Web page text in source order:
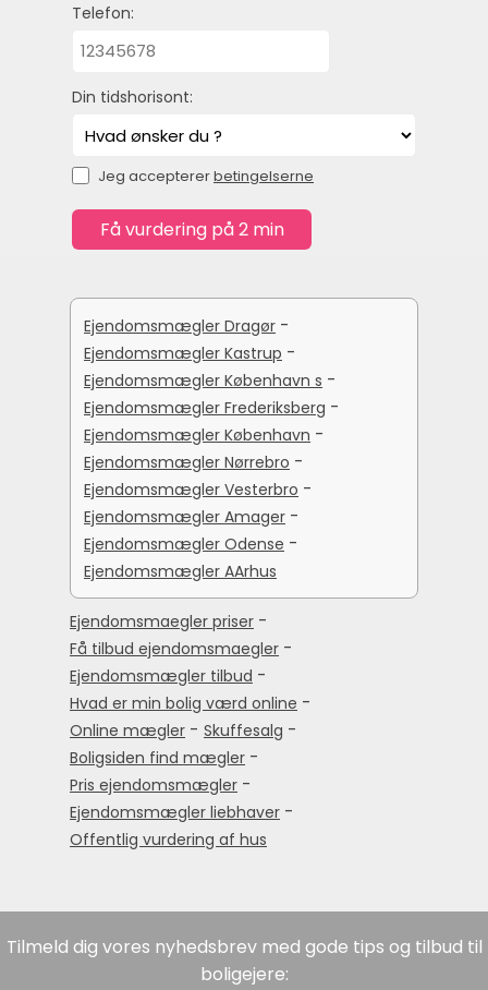
Telefon:
Din tidshorisont:
Jeg acceptererbetingelserne
Ejendomsmægler Dragør -
Ejendomsmægler Kastrup -
Ejendomsmægler København s -
Ejendomsmægler Frederiksberg -
Ejendomsmægler København -
Ejendomsmægler Nørrebro -
Ejendomsmægler Vesterbro -
Ejendomsmægler Amager -
Ejendomsmægler Odense -
Ejendomsmægler AArhus
Ejendomsmaegler priser -
Få tilbud ejendomsmaegler -
Ejendomsmægler tilbud -
Hvad er min bolig værd online -
Online mægler - Skuffesalg -
Boligsiden find mægler -
Pris ejendomsmægler -
Ejendomsmægler liebhaver -
Offentlig vurdering af hus
Tilmeld dig vores nyhedsbrev med gode tips og tilbud til
boligejere: